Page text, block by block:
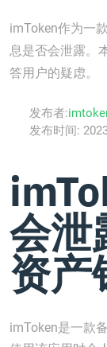
imToken作为一
息是否会泄露。
答用户的疑虑。
发布者:
发布时间:
会泄
资产
imToken是一款